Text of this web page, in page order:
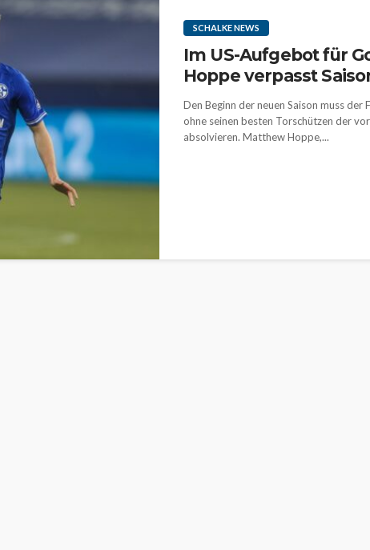
SCHALKE NEWS
Im US-Aufgebot für
Hoppe verpasst
Den Beginn der neuen Saison muss der
ohne seinen besten Torschützen der
absolvieren. Matthew Hoppe,...